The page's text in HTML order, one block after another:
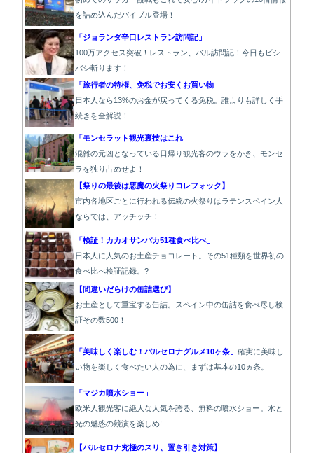
を詰め込んだバイブル登場！
「 ジョランダ辛口レストラン訪問記」
100万アクセス突破！レストラン、バル訪問記！今日もビシ
バシ斬ります！
「旅行者の特権、免税でお安くお買い物」
日本人なら13%のお金が戻ってくる免税。誰よりも詳しく手
続きを全解説！
「モンセラット観光裏技はこれ」
混雑の元凶となっている日帰り観光客のウラをかき、モンセ
ラを独り占めせよ！
【祭りの最後は悪魔の火祭りコレフォック】
市内各地区ごとに行われる伝統の火祭りはラテンスペイン人
ならでは、アッチッチ！
「検証！カカオサンパカ51種食べ比べ」
日本人に人気のお土産チョコレート。その51種類を世界初の
食べ比べ検証記録。?
【間違いだらけの缶詰選び】
お土産として重宝する缶詰。スペイン中の缶詰を食べ尽し検
証その数500！
「美味しく楽しむ！バルセロナグルメ10ヶ条」確実に美味し
い物を楽しく食べたい人の為に、まずは基本の10ヵ条。
「マジカ噴水ショー」
欧米人観光客に絶大な人気を誇る、無料の噴水ショー。水と
光の魅惑の競演を楽しめ!
【バルセロナ究極のスリ、置き引き対策】